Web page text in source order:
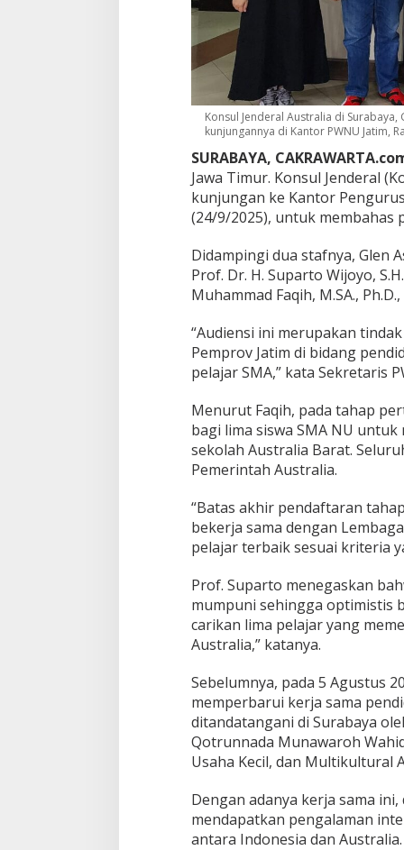
e
l
u
a
n
g
P
e
r
u
a
r
n
P
e
j
a
r
M
N
U
k
e
g
e
r
a
n
g
u
r
u
Konsul Jenderal Australia di
kunjungannya di Kantor PWNU Jatim,
SURABAYA,
Jawa Timur. Konsul Jenderal
kunjungan ke Kantor
(24/9/2025), untuk
Didampingi dua stafnya, Glen
Prof. Dr. H. Suparto Wijoyo,
Muhammad Faqih, M.SA.,
“Audiensi ini merupakan
Pemprov Jatim di bidang
pelajar SMA,” kata Sekretaris
Menurut Faqih, pada tahap
bagi lima siswa SMA NU
sekolah Australia Barat.
Pemerintah Australia.
“Batas akhir pendaftaran
bekerja sama dengan
pelajar terbaik sesuai kriteria
Prof. Suparto menegaskan
mumpuni sehingga optimistis
carikan lima pelajar yang
Australia,” katanya.
Sebelumnya, pada 5 Agustus
memperbarui kerja sama
ditandatangani di Surabaya
Qotrunnada Munawaroh
Usaha Kecil, dan Multikultural
Dengan adanya kerja sama
mendapatkan pengalaman
antara Indonesia dan